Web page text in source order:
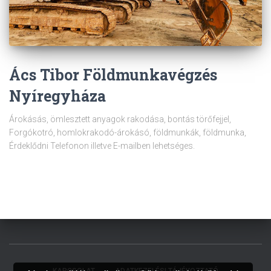
Ács Tibor Földmunkavégzés
Nyíregyháza
Árokásás, ömlesztett anyagok rakodása, bontás törőfejjel,
Forgókotró, homlokrakodó-árokásó, földmunkák, földmunka,
Érdeklődni Telefonon illetve E-mailben lehetséges.